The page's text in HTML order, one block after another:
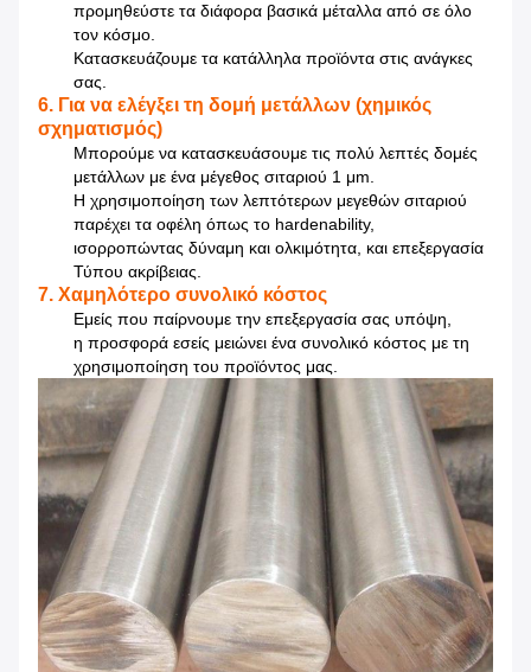
προμηθεύστε τα διάφορα βασικά μέταλλα από σε όλο
τον κόσμο.
Κατασκευάζουμε τα κατάλληλα προϊόντα στις ανάγκες
σας.
6. Για να ελέγξει τη δομή μετάλλων (χημικός
σχηματισμός)
Μπορούμε να κατασκευάσουμε τις πολύ λεπτές δομές
μετάλλων με ένα μέγεθος σιταριού 1 μm.
Η χρησιμοποίηση των λεπτότερων μεγεθών σιταριού
παρέχει τα οφέλη όπως το hardenability,
ισορροπώντας δύναμη και ολκιμότητα, και επεξεργασία
Τύπου ακρίβειας.
7. Χαμηλότερο συνολικό κόστος
Εμείς που παίρνουμε την επεξεργασία σας υπόψη,
η προσφορά εσείς μειώνει ένα συνολικό κόστος με τη
χρησιμοποίηση του προϊόντος μας.